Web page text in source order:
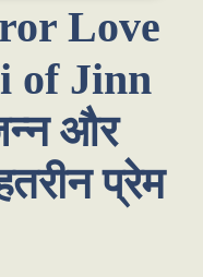
Love
of Jinn
और
प्रेम